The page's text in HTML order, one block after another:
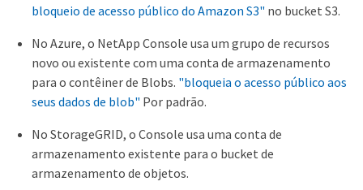
bloqueio de acesso público do Amazon S3" no bucket S3.
No Azure, o NetApp Console usa um grupo de recursos
novo ou existente com uma conta de armazenamento
para o contêiner de Blobs. "bloqueia o acesso público aos
seus dados de blob" Por padrão.
No StorageGRID, o Console usa uma conta de
armazenamento existente para o bucket de
armazenamento de objetos.